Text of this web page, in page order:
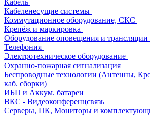
Кабель
Кабеленесущие системы
Коммутационное оборудование, СКС
Крепёж и маркировка
Оборудование оповещения и трансляции
Телефония
Электротехническое оборудование
Охранно-пожарная сигнализация
Беспроводные технологии (Антенны,
каб. сборки)
ИБП и Аккум. батареи
ВКС - Видеоконференцсвязь
Серверы, ПК, Мониторы и